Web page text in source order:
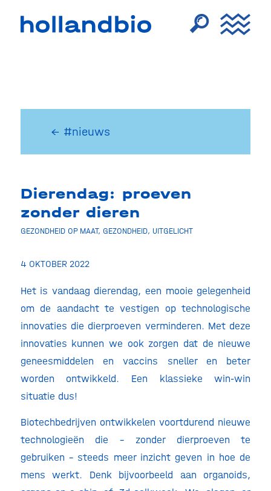
← #nieuws
Dierendag: proeven
zonder dieren
GEZONDHEID OP MAAT, GEZONDHEID, UITGELICHT
4 OKTOBER 2022
Het is vandaag dierendag, een mooie gelegenheid
om de aandacht te vestigen op technologische
innovaties die dierproeven verminderen. Met deze
innovaties kunnen we ook zorgen dat de nieuwe
geneesmiddelen en vaccins sneller en beter
worden ontwikkeld. Een klassieke win-win
situatie dus!
Biotechbedrijven ontwikkelen voortdurend nieuwe
technologieën die – zonder dierproeven te
gebruiken – steeds meer inzicht geven in hoe de
mens werkt. Denk bijvoorbeeld aan organoids,